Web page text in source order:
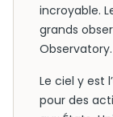
incroyable.
grands
Observatory.
Le ciel y est
pour des